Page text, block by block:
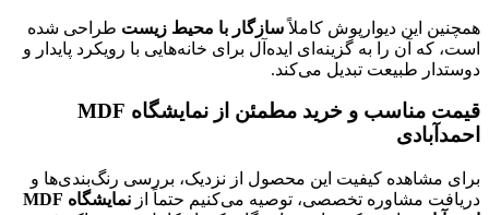
همچنین این دیوارپوش کاملاًسازگار با محیط زیست طراحی شده
است، که آن را به گزینه‌ای ایده‌آل برای خانه‌هایی با رویکرد پایدار و
دوستدار طبیعت تبدیل می‌کند.
قیمت مناسب و خرید مطمئن از نمایشگاه MDF
احمدآبادی
برای مشاهده کیفیت این محصول از نزدیک، بررسی رنگ‌بندی‌ها و
دریافت مشاوره تخصصی، توصیه می‌کنیم حتماً از
نمایشگاه MDF